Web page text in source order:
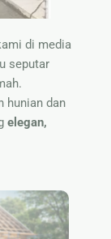
di media
seputar
hunian dan
elegan,